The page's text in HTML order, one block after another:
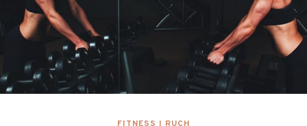
FITNESS I RUCH